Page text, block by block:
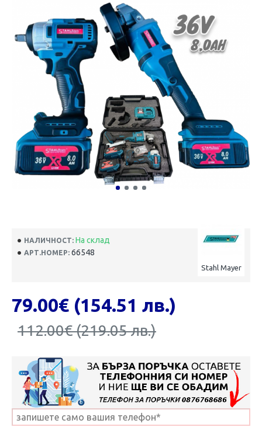
НАЛИЧНОСТ: На склад
АРТ.НОМЕР: 66548
Stahl Mayer
112.00€ (219.05 лв.)
79.00€ (154.51 лв.)